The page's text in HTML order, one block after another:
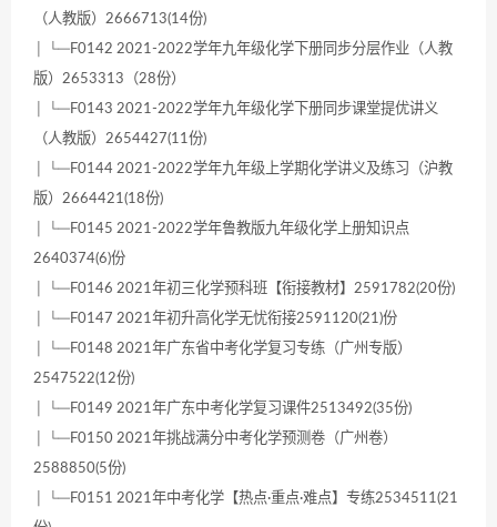
（人教版）2666713(14份)
│ └─F0142 2021-2022学年九年级化学下册同步分层作业（人教
版）2653313（28份）
│ └─F0143 2021-2022学年九年级化学下册同步课堂提优讲义
（人教版）2654427(11份)
│ └─F0144 2021-2022学年九年级上学期化学讲义及练习（沪教
版）2664421(18份)
│ └─F0145 2021-2022学年鲁教版九年级化学上册知识点
2640374(6)份
│ └─F0146 2021年初三化学预科班【衔接教材】2591782(20份)
│ └─F0147 2021年初升高化学无忧衔接2591120(21)份
│ └─F0148 2021年广东省中考化学复习专练（广州专版）
2547522(12份)
│ └─F0149 2021年广东中考化学复习课件2513492(35份)
│ └─F0150 2021年挑战满分中考化学预测卷（广州卷）
2588850(5份)
│ └─F0151 2021年中考化学【热点·重点·难点】专练2534511(21